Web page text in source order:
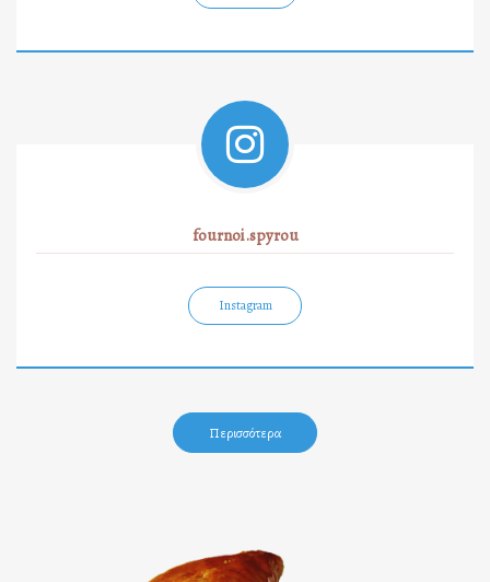
fournoi.spyrou
Instagram
Περισσότερα